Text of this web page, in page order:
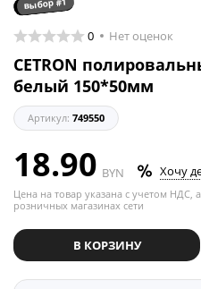
выбор #1
0 Нет оценок
CETRON
белый 150*50мм
Артикул: 749550
18.90 BYN Хочу
Цена на товар указана с учетом НДС,
розничных магазинах сети
В КОРЗИНУ